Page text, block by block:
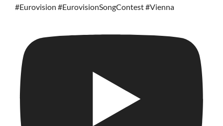
#Eurovision #EurovisionSongContest #Vienna